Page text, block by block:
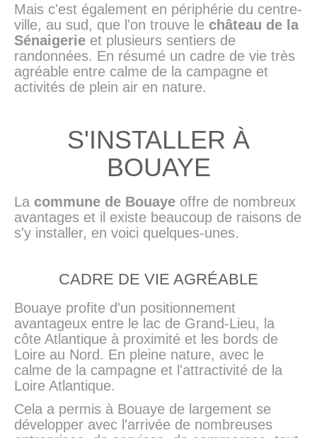
Mais c'est également en périphérie du centre-
ville, au sud, que l'on trouve le château de la
Sénaigerie et plusieurs sentiers de
randonnées. En résumé un cadre de vie très
agréable entre calme de la campagne et
activités de plein air en nature.
S'INSTALLER À
BOUAYE
La commune de Bouaye offre de nombreux
avantages et il existe beaucoup de raisons de
s'y installer, en voici quelques-unes.
CADRE DE VIE AGRÉABLE
Bouaye profite d'un positionnement
avantageux entre le lac de Grand-Lieu, la
côte Atlantique à proximité et les bords de
Loire au Nord. En pleine nature, avec le
calme de la campagne et l'attractivité de la
Loire Atlantique.
Cela a permis à Bouaye de largement se
développer avec l'arrivée de nombreuses